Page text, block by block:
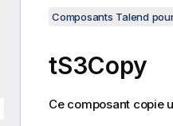
Composants Talend
tS3Copy
Ce composant copie